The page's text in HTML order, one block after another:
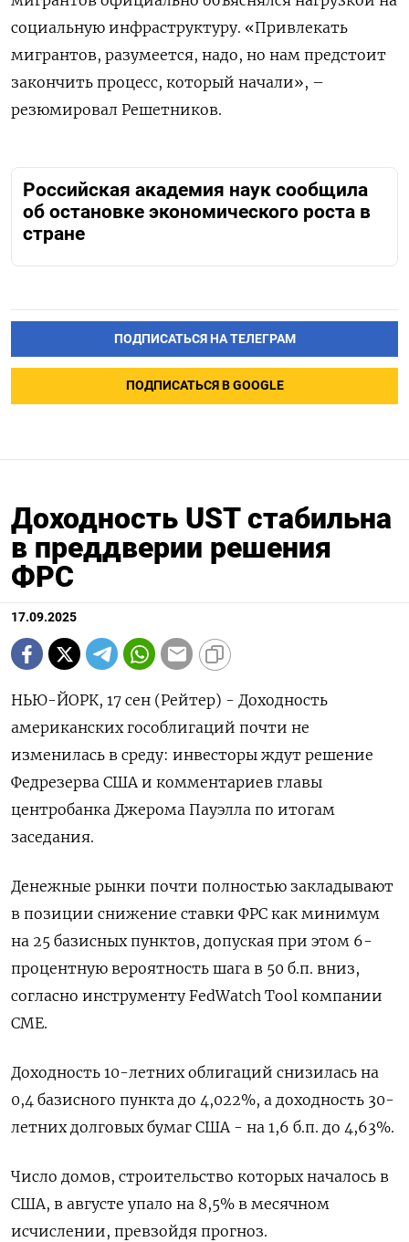
социальную инфраструктуру. «Привлекать
мигрантов, разумеется, надо, но нам предстоит
закончить процесс, который начали», –
резюмировал Решетников.
Российская академия наук сообщила
об остановке экономического роста в
стране
ПОДПИСАТЬСЯ НА ТЕЛЕГРАМ
ПОДПИСАТЬСЯ В GOOGLE
Доходность UST стабильна
в преддверии решения
ФРС
17.09.2025
НЬЮ-ЙОРК, 17 сен (Рейтер) - Доходность
американских гособлигаций почти не
изменилась в среду: инвесторы ждут решение
Федрезерва США и комментариев главы
центробанка Джерома Пауэлла по итогам
заседания.
Денежные рынки почти полностью закладывают
в позиции снижение ставки ФРС как минимум
на 25 базисных пунктов, допуская при этом 6-
процентную вероятность шага в 50 б.п. вниз,
согласно инструменту FedWatch Tool компании
CME.
Доходность 10-летних облигаций снизилась на
0,4 базисного пункта до 4,022%, а доходность 30-
летних долговых бумаг США - на 1,6 б.п. до 4,63%.
Число домов, строительство которых началось в
США, в августе упало на 8,5% в месячном
исчислении, превзойдя прогноз.